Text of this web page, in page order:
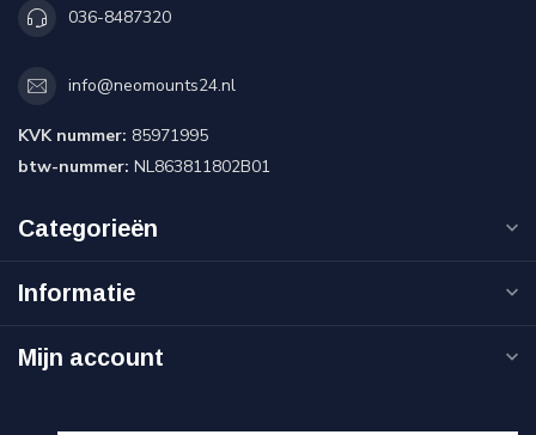
036-8487320
info@neomounts24.nl
KVK nummer: 85971995
btw-nummer: NL863811802B01
Categorieën
Informatie
Mijn account